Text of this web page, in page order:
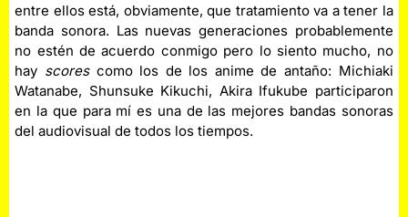
entre ellos está, obviamente, que tratamiento va a tener la
banda sonora. Las nuevas generaciones probablemente
no estén de acuerdo conmigo pero lo siento mucho, no
hay scorescomo los de los anime de antaño: Michiaki
Watanabe, Shunsuke Kikuchi, Akira Ifukube participaron
en la que para mí es una de las mejores bandas sonoras
del audiovisual de todos los tiempos.